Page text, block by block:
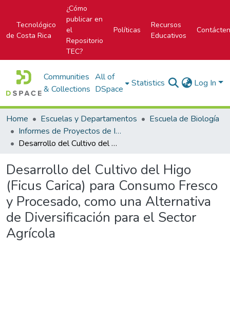
Tecnológico
de Costa Rica
¿Cómo
publicar en
el
Repositorio
TEC?
Políticas
Recursos
Educativos
Communities
& Collections
All of
DSpace
Statistics Log In
Home Escuelas y Departamentos
Escuela de Biología
Informes de Proyectos de Investigación
Desarrollo del Cultivo del Higo (Ficus Carica) para Consumo Fresco y Procesado, como una Alternativa de Diversificación para el Sector Agrícola
Desarrollo del Cultivo del Higo
(Ficus Carica) para Consumo Fresco
y Procesado, como una Alternativa
de Diversificación para el Sector
Agrícola